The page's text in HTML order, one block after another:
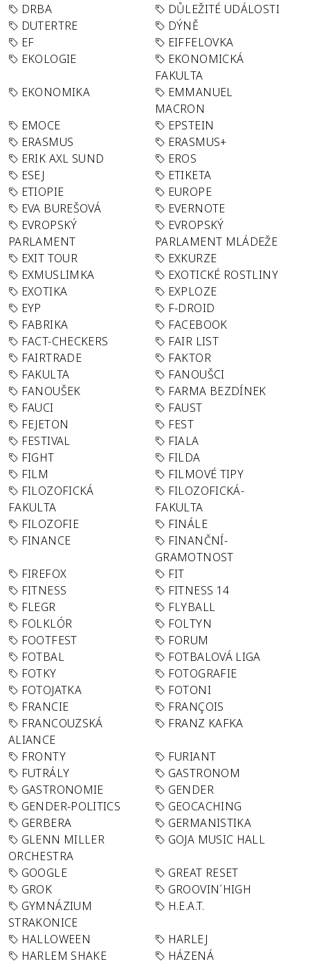
DRBA
DŮLEŽITÉ UDÁLOSTI
DUTERTRE
DÝNĚ
EF
EIFFELOVKA
EKOLOGIE
EKONOMICKÁ
FAKULTA
EKONOMIKA
EMMANUEL
MACRON
EMOCE
EPSTEIN
ERASMUS
ERASMUS+
ERIK AXL SUND
EROS
ESEJ
ETIKETA
ETIOPIE
EUROPE
EVA BUREŠOVÁ
EVERNOTE
EVROPSKÝ
PARLAMENT
EVROPSKÝ
PARLAMENT MLÁDEŽE
EXIT TOUR
EXKURZE
EXMUSLIMKA
EXOTICKÉ ROSTLINY
EXOTIKA
EXPLOZE
EYP
F-DROID
FABRIKA
FACEBOOK
FACT-CHECKERS
FAIR LIST
FAIRTRADE
FAKTOR
FAKULTA
FANOUŠCI
FANOUŠEK
FARMA BEZDÍNEK
FAUCI
FAUST
FEJETON
FEST
FESTIVAL
FIALA
FIGHT
FILDA
FILM
FILMOVÉ TIPY
FILOZOFICKÁ
FAKULTA
FILOZOFICKÁ-
FAKULTA
FILOZOFIE
FINÁLE
FINANCE
FINANČNÍ-
GRAMOTNOST
FIREFOX
FIT
FITNESS
FITNESS 14
FLEGR
FLYBALL
FOLKLÓR
FOLTYN
FOOTFEST
FORUM
FOTBAL
FOTBALOVÁ LIGA
FOTKY
FOTOGRAFIE
FOTOJATKA
FOTONI
FRANCIE
FRANÇOIS
FRANCOUZSKÁ
ALIANCE
FRANZ KAFKA
FRONTY
FURIANT
FUTRÁLY
GASTRONOM
GASTRONOMIE
GENDER
GENDER-POLITICS
GEOCACHING
GERBERA
GERMANISTIKA
GLENN MILLER
ORCHESTRA
GOJA MUSIC HALL
GOOGLE
GREAT RESET
GROK
GROOVIN´HIGH
GYMNÁZIUM
STRAKONICE
H.E.A.T.
HALLOWEEN
HARLEJ
HARLEM SHAKE
HÁZENÁ